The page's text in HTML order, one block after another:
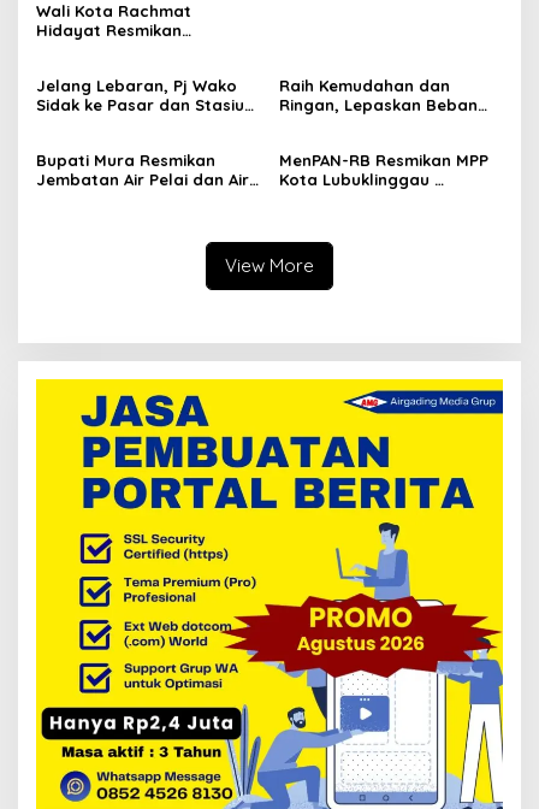
Wali Kota Rachmat
Hidayat Resmikan
Jelang Lebaran, Pj Wako
Sidak ke Pasar dan Stasiun
Raih Kemudahan dan
Ringan, Lepaskan Beban
Bupati Mura Resmikan
Jembatan Air Pelai dan Air
MenPAN-RB Resmikan MPP
Kota Lubuklinggau
View More